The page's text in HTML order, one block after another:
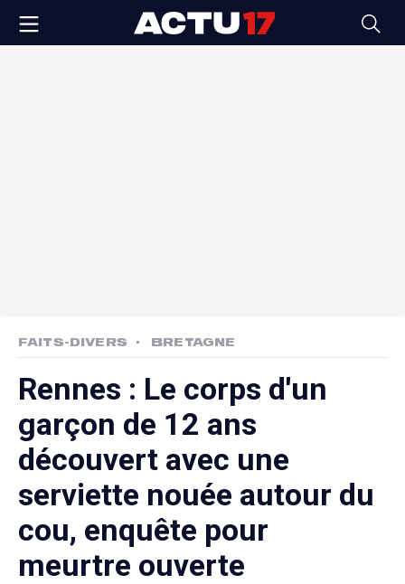
FAITS-DIVERS BRETAGNE
Rennes : Le corps d'un
garçon de 12 ans
découvert avec une
serviette nouée autour du
cou, enquête pour
meurtre ouverte